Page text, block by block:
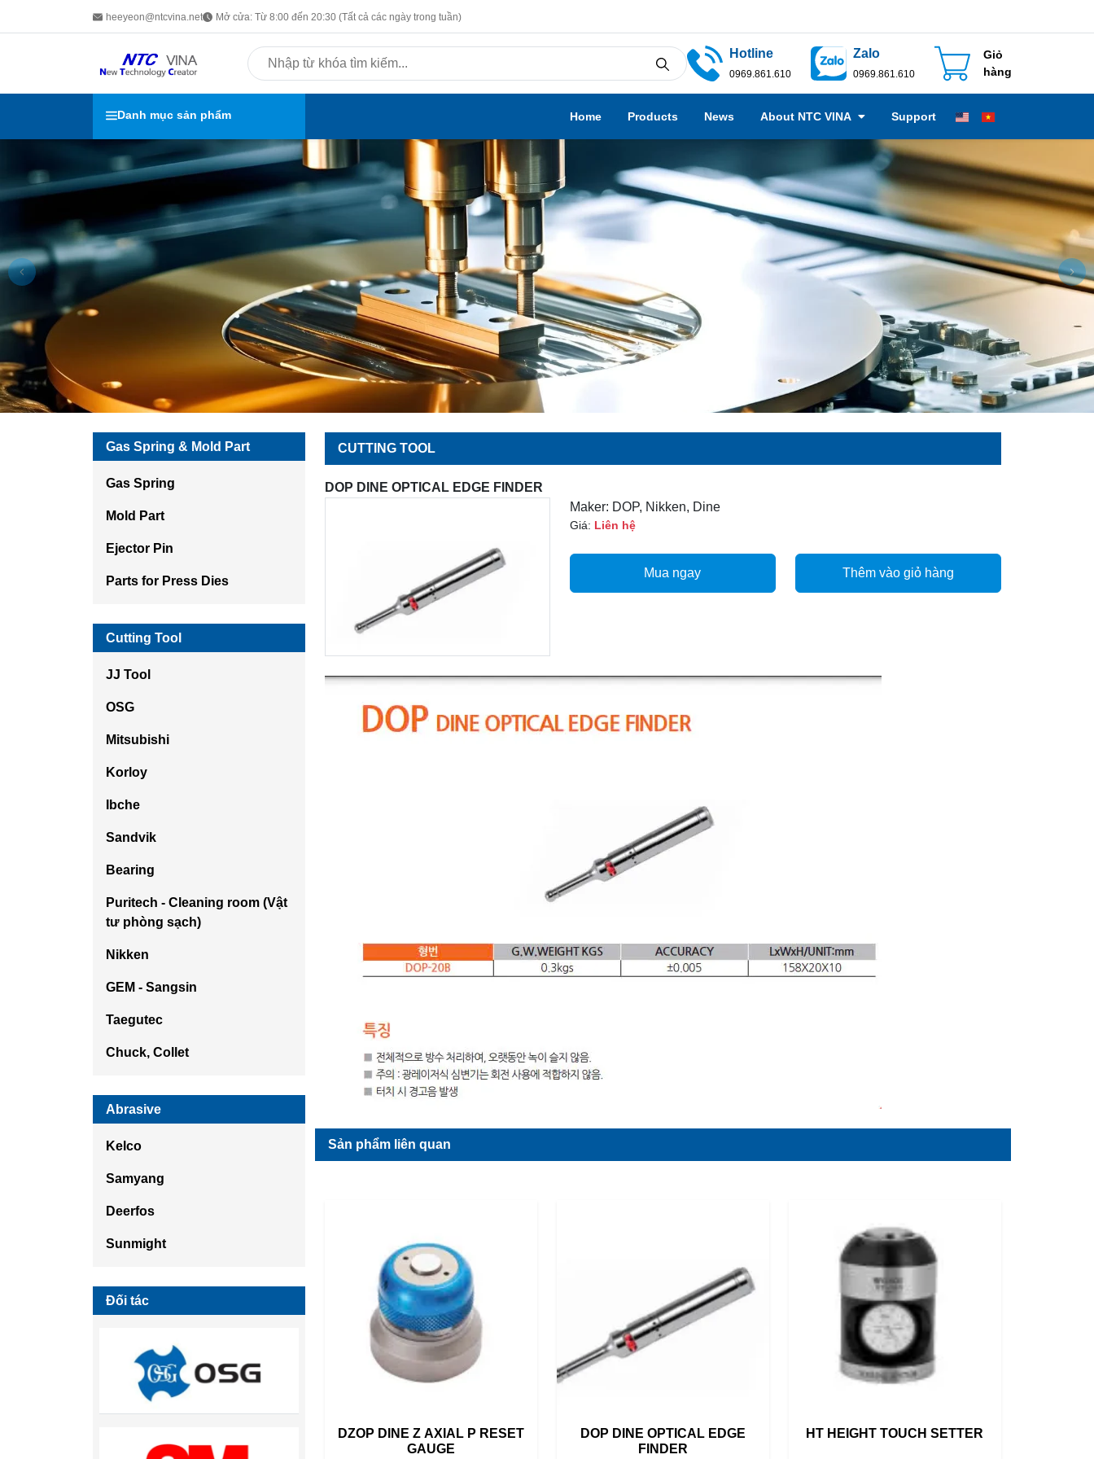
heeyeon@ntcvina.net Mở cửa: Từ 8:00 đến 20:30 (Tất cả các ngày trong tuần)
Hotline
0969.861.610
Zalo
0969.861.610
Giỏ
hàng
Danh mục sản phẩm Home Products News About NTC VINA Support
Gas Spring & Mold Part
Gas Spring
Mold Part
Ejector Pin
Parts for Press Dies
Cutting Tool
JJ Tool
OSG
Mitsubishi
Korloy
Ibche
Sandvik
Bearing
Puritech - Cleaning room (Vật
tư phòng sạch)
Nikken
GEM - Sangsin
Taegutec
Chuck, Collet
Abrasive
Kelco
Samyang
Deerfos
Sunmight
Đối tác
CUTTING TOOL
DOP DINE OPTICAL EDGE FINDER
Maker: DOP, Nikken, Dine
Giá: Liên hệ
Mua ngay Thêm vào giỏ hàng
Sản phẩm liên quan
DZOP DINE Z AXIAL P RESET
GAUGE
DOP DINE OPTICAL EDGE
FINDER
HT HEIGHT TOUCH SETTER